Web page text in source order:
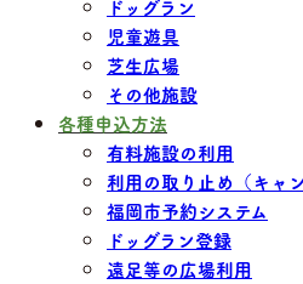
ドッグラン
児童遊具
芝生広場
その他施設
各種申込方法
有料施設の利用
利用の取り止め（キャン
福岡市予約システム
ドッグラン登録
遠足等の広場利用